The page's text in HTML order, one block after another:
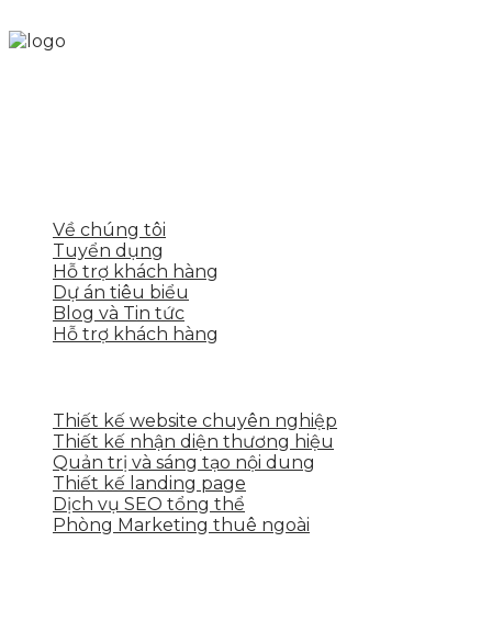
Về chúng tôi
Tuyển dụng
Hỗ trợ khách hàng
Dự án tiêu biểu
Blog và Tin tức
Hỗ trợ khách hàng
Thiết kế website chuyên nghiệp
Thiết kế nhận diện thương hiệu
Quản trị và sáng tạo nội dung
Thiết kế landing page
Dịch vụ SEO tổng thể
Phòng Marketing thuê ngoài